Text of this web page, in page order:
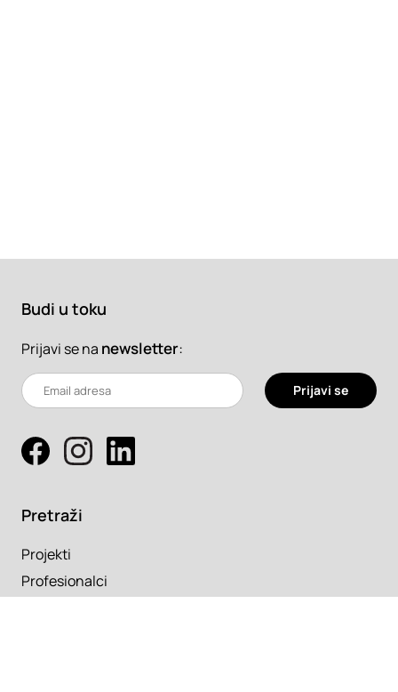
Budi u toku
Prijavi se na newsletter:
Prijavi se
Pretraži
Projekti
Profesionalci